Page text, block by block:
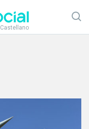
Castellano